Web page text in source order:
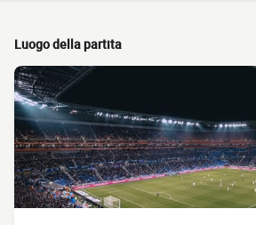
Luogo della partita